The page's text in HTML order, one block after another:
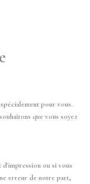
pour vous.
que vous soyez
ou si vous
erreur de notre part,